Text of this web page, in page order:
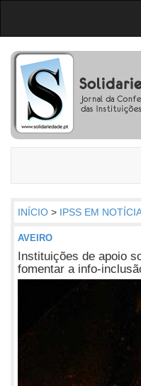
INÍCIO > IPSS EM
AVEIRO
Instituições de apoio
fomentar a info-